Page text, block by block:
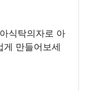
식탁의자로 아
게 만들어보세